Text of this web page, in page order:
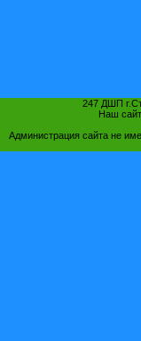
247 ДШП
Наш
Администрация сайта не